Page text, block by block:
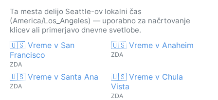
Ta mesta delijo Seattle-ov lokalni čas
(America/Los_Angeles) — uporabno za načrtovanje
klicev ali primerjavo dnevne svetlobe.
🇺🇸 Vreme v San
Francisco
ZDA
🇺🇸 Vreme v Anaheim
ZDA
🇺🇸 Vreme v Santa Ana
ZDA
🇺🇸 Vreme v Chula
Vista
ZDA